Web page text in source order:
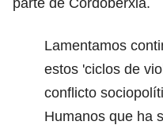
Lamentamos
estos 'ciclos de
conflicto
Humanos que ha